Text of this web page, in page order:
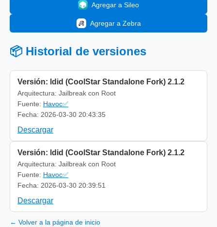
Agregar a Sileo
Agregar a Zebra
📦 Historial de versiones
Versión: ldid (CoolStar Standalone Fork) 2.1.2
Arquitectura: Jailbreak con Root
Fuente: Havoc✅
Fecha: 2026-03-30 20:43:35
Descargar
Versión: ldid (CoolStar Standalone Fork) 2.1.2
Arquitectura: Jailbreak con Root
Fuente: Havoc✅
Fecha: 2026-03-30 20:39:51
Descargar
← Volver a la página de inicio